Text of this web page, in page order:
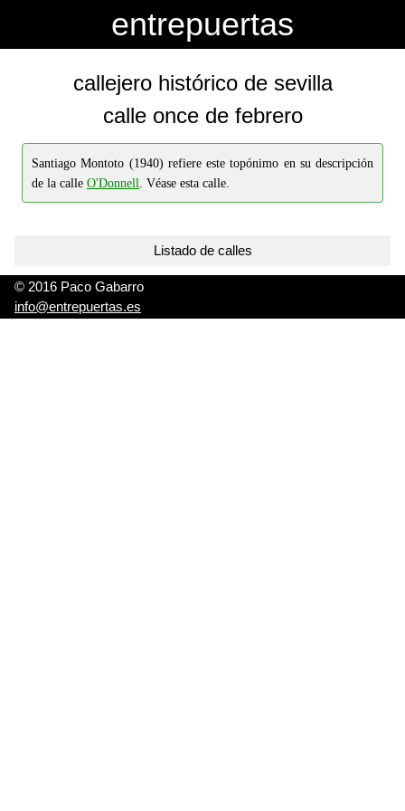
entrepuertas
callejero histórico de sevilla
calle once de febrero
Santiago Montoto (1940) refiere este topónimo en su descripción
de la calle O'Donnell. Véase esta calle.
Listado de calles
© 2016 Paco Gabarro
info@entrepuertas.es